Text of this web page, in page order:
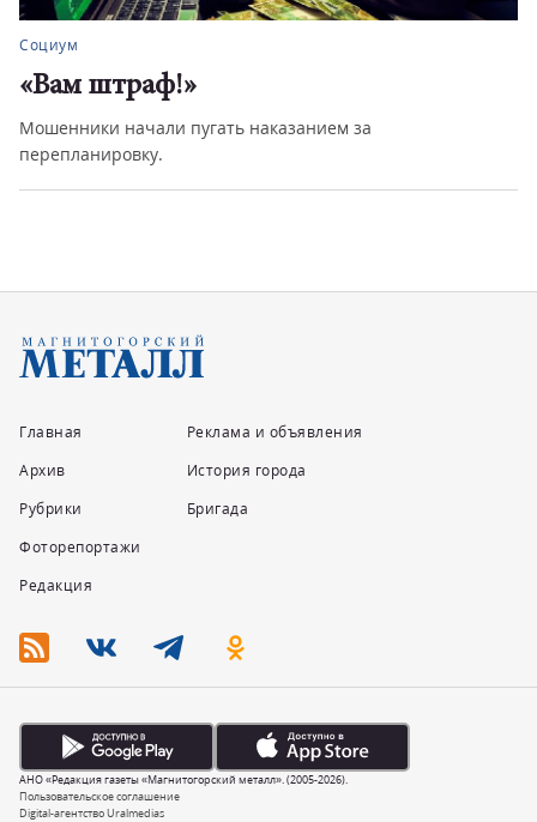
Социум
«Вам штраф!»
Мошенники начали пугать наказанием за
перепланировку.
Главная
Архив
Рубрики
Фоторепортажи
Редакция
Реклама и объявления
История города
Бригада
Пользовательское соглашение
Digital-агентство Uralmedias
АНО «Редакция газеты «Магнитогорский металл». (2005-2026).